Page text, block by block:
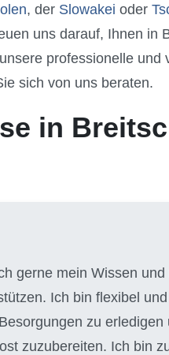
, der Slowakei oder
uns darauf, Ihnen in
professionelle
sich von uns beraten.
in
gerne mein Wissen
Ich bin flexibel
zu
zuzubereiten. Ich bin